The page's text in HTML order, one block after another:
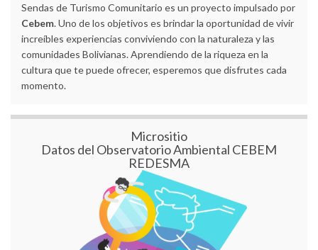
Sendas de Turismo Comunitario es un proyecto impulsado por
Cebem. Uno de los objetivos es brindar la oportunidad de vivir
increíbles experiencias conviviendo con la naturaleza y las
comunidades Bolivianas. Aprendiendo de la riqueza en la
cultura que te puede ofrecer, esperemos que disfrutes cada
momento.
Micrositio
Datos del Observatorio Ambiental CEBEM
REDESMA